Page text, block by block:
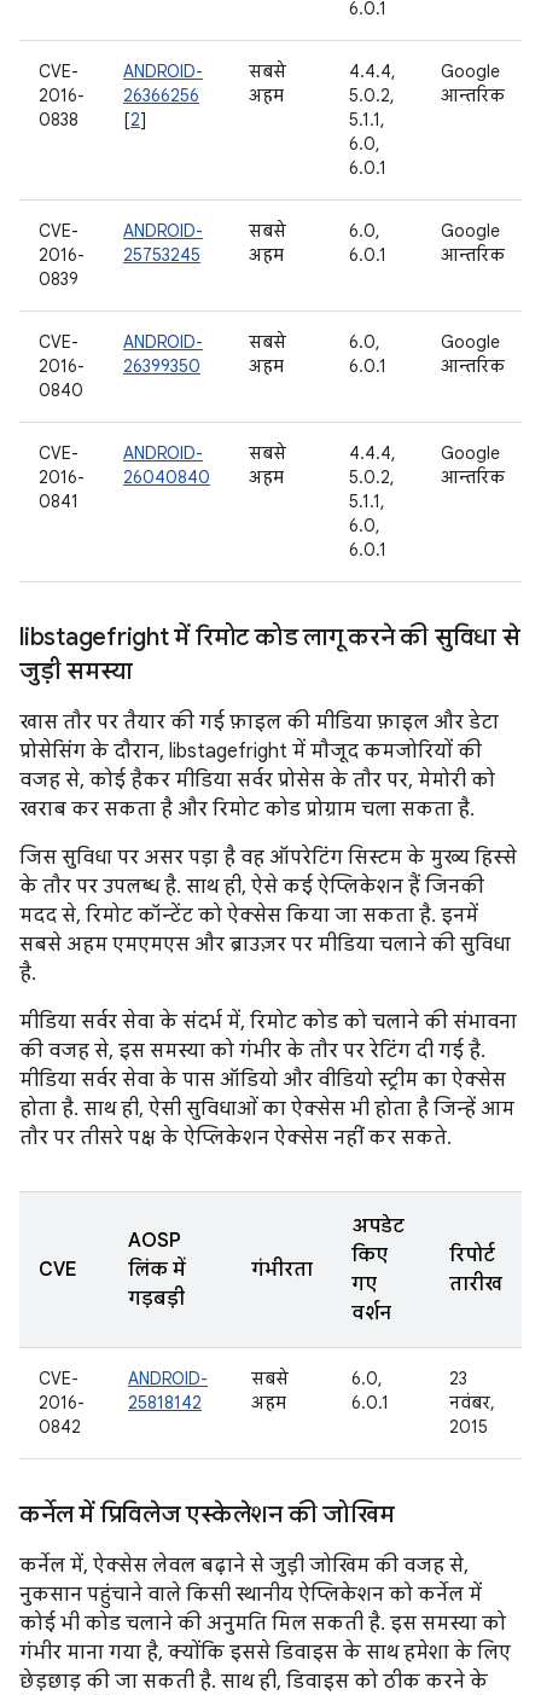
6.0.1
CVE-
2016-
0838
ANDROID-
26366256
[2]
सबसे
अहम
4.4.4,
5.0.2,
5.1.1,
6.0,
6.0.1
Google
आन्तरिक
CVE-
2016-
0839
ANDROID-
25753245
सबसे
अहम
6.0,
6.0.1
Google
आन्तरिक
CVE-
2016-
0840
ANDROID-
26399350
सबसे
अहम
6.0,
6.0.1
Google
आन्तरिक
CVE-
2016-
0841
ANDROID-
26040840
सबसे
अहम
4.4.4,
5.0.2,
5.1.1,
6.0,
6.0.1
Google
आन्तरिक
libstagefright में रिमोट कोड लागू करने की सुविधा से
जुड़ी समस्या
खास तौर पर तैयार की गई फ़ाइल की मीडिया फ़ाइल और डेटा
प्रोसेसिंग के दौरान, libstagefright में मौजूद कमजोरियों की
वजह से, कोई हैकर मीडिया सर्वर प्रोसेस के तौर पर, मेमोरी को
खराब कर सकता है और रिमोट कोड प्रोग्राम चला सकता है.
जिस सुविधा पर असर पड़ा है वह ऑपरेटिंग सिस्टम के मुख्य हिस्से
के तौर पर उपलब्ध है. साथ ही, ऐसे कई ऐप्लिकेशन हैं जिनकी
मदद से, रिमोट कॉन्टेंट को ऐक्सेस किया जा सकता है. इनमें
सबसे अहम एमएमएस और ब्राउज़र पर मीडिया चलाने की सुविधा
है.
मीडिया सर्वर सेवा के संदर्भ में, रिमोट कोड को चलाने की संभावना
की वजह से, इस समस्या को गंभीर के तौर पर रेटिंग दी गई है.
मीडिया सर्वर सेवा के पास ऑडियो और वीडियो स्ट्रीम का ऐक्सेस
होता है. साथ ही, ऐसी सुविधाओं का ऐक्सेस भी होता है जिन्हें आम
तौर पर तीसरे पक्ष के ऐप्लिकेशन ऐक्सेस नहीं कर सकते.
CVE
AOSP
लिंक में
गड़बड़ी
गंभीरता
अपडेट
किए
गए
वर्शन
रिपोर्ट
तारीख
CVE-
2016-
0842
ANDROID-
25818142
सबसे
अहम
6.0,
6.0.1
23
नवंबर,
2015
कर्नेल में प्रिविलेज एस्केलेशन की जोखिम
कर्नेल में, ऐक्सेस लेवल बढ़ाने से जुड़ी जोखिम की वजह से,
नुकसान पहुंचाने वाले किसी स्थानीय ऐप्लिकेशन को कर्नेल में
कोई भी कोड चलाने की अनुमति मिल सकती है. इस समस्या को
गंभीर माना गया है, क्योंकि इससे डिवाइस के साथ हमेशा के लिए
छेड़छाड़ की जा सकती है. साथ ही, डिवाइस को ठीक करने के